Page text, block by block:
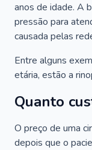
anos de idade. A
pressão para
causada pelas
Entre alguns
etária, estão a
Quanto
O preço de uma
depois que o